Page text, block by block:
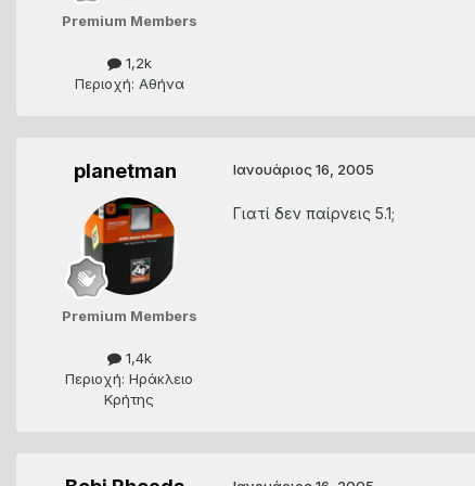
Premium Members
1,2k
Περιοχή: Αθήνα
planetman
Premium Members
1,4k
Περιοχή: Ηράκλειο
Κρήτης
Ιανουάριος 16, 2005
Γιατί δεν παίρνεις 5.1;